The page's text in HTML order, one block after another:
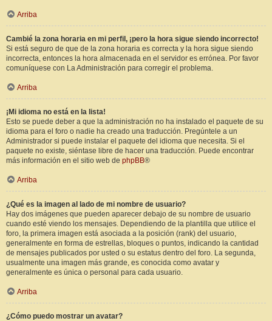
Arriba
Cambié la zona horaria en mi perfil, ¡pero la hora sigue siendo incorrecto!
Si está seguro de que de la zona horaria es correcta y la hora sigue siendo
incorrecta, entonces la hora almacenada en el servidor es errónea. Por favor
comuníquese con La Administración para corregir el problema.
Arriba
¡Mi idioma no está en la lista!
Esto se puede deber a que la administración no ha instalado el paquete de su
idioma para el foro o nadie ha creado una traducción. Pregúntele a un
Administrador si puede instalar el paquete del idioma que necesita. Si el
paquete no existe, siéntase libre de hacer una traducción. Puede encontrar
más información en el sitio web de phpBB®
Arriba
¿Qué es la imagen al lado de mi nombre de usuario?
Hay dos imágenes que pueden aparecer debajo de su nombre de usuario
cuando esté viendo los mensajes. Dependiendo de la plantilla que utilice el
foro, la primera imagen está asociada a la posición (rank) del usuario,
generalmente en forma de estrellas, bloques o puntos, indicando la cantidad
de mensajes publicados por usted o su estatus dentro del foro. La segunda,
usualmente una imagen más grande, es conocida como avatar y
generalmente es única o personal para cada usuario.
Arriba
¿Cómo puedo mostrar un avatar?